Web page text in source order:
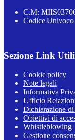
C.M:
Codice
Sezione Link Utili
Cookie policy
Note legali
Informativa
Ufficio
Dichiarazione di
Obiettivi di
Whistleblowing
Gestione